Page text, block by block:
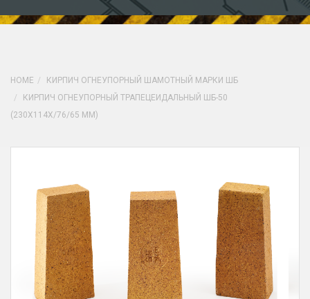
HOME
КИРПИЧ ОГНЕУПОРНЫЙ ШАМОТНЫЙ МАРКИ ШБ
КИРПИЧ ОГНЕУПОРНЫЙ ТРАПЕЦЕИДАЛЬНЫЙ ШБ-50
(230Х114Х/76/65 ММ)